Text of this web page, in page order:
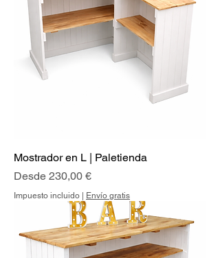
Mostrador en L | Paletienda
Desde 230,00 €
Precio de oferta
Impuesto incluido Envío gratis